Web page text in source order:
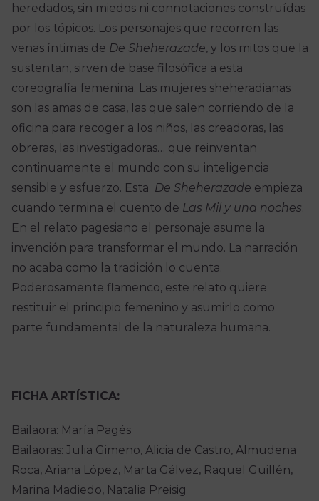
heredados, sin miedos ni connotaciones construídas
por los tópicos. Los personajes que recorren las
venas íntimas de De Sheherazade, y los mitos que la
sustentan, sirven de base filosófica a esta
coreografía femenina. Las mujeres sheheradianas
son las amas de casa, las que salen corriendo de la
oficina para recoger a los niños, las creadoras, las
obreras, las investigadoras… que reinventan
continuamente el mundo con su inteligencia
sensible y esfuerzo. Esta De Sheherazade empieza
cuando termina el cuento de Las Mil y una noches.
En el relato pagesiano el personaje asume la
invención para transformar el mundo. La narración
no acaba como la tradición lo cuenta.
Poderosamente flamenco, este relato quiere
restituir el principio femenino y asumirlo como
parte fundamental de la naturaleza humana.
FICHA ARTÍSTICA:
Bailaora: María Pagés
Bailaoras: Julia Gimeno, Alicia de Castro, Almudena
Roca, Ariana López, Marta Gálvez, Raquel Guillén,
Marina Madiedo, Natalia Preisig